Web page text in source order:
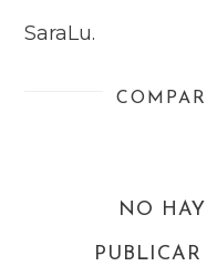
SaraLu.
NO